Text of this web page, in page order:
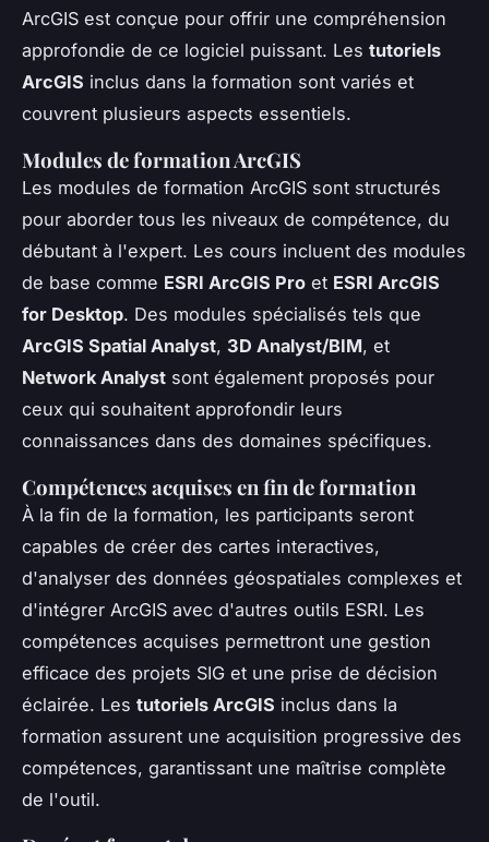
ArcGIS est conçue pour offrir une compréhension
approfondie de ce logiciel puissant. Les tutoriels
ArcGIS inclus dans la formation sont variés et
couvrent plusieurs aspects essentiels.
Modules de formation ArcGIS
Les modules de formation ArcGIS sont structurés
pour aborder tous les niveaux de compétence, du
débutant à l'expert. Les cours incluent des modules
de base comme ESRI ArcGIS Pro et ESRI ArcGIS
for Desktop. Des modules spécialisés tels que
ArcGIS Spatial Analyst, 3D Analyst/BIM, et
Network Analyst sont également proposés pour
ceux qui souhaitent approfondir leurs
connaissances dans des domaines spécifiques.
Compétences acquises en fin de formation
À la fin de la formation, les participants seront
capables de créer des cartes interactives,
d'analyser des données géospatiales complexes et
d'intégrer ArcGIS avec d'autres outils ESRI. Les
compétences acquises permettront une gestion
efficace des projets SIG et une prise de décision
éclairée. Les tutoriels ArcGIS inclus dans la
formation assurent une acquisition progressive des
compétences, garantissant une maîtrise complète
de l'outil.